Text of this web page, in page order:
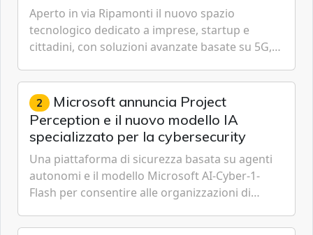
Aperto in via Ripamonti il nuovo spazio
tecnologico dedicato a imprese, startup e
cittadini, con soluzioni avanzate basate su 5G,
Cybersecurity.
2 Microsoft annuncia Project
Perception e il nuovo modello IA
specializzato per la cybersecurity
Una piattaforma di sicurezza basata su agenti
autonomi e il modello Microsoft AI-Cyber-1-
Flash per consentire alle organizzazioni di
gestione continua del rischio.